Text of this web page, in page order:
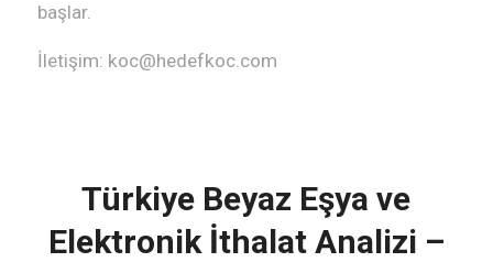
başlar.
İletişim: koc@hedefkoc.com
Türkiye Beyaz Eşya ve
Elektronik İthalat Analizi –